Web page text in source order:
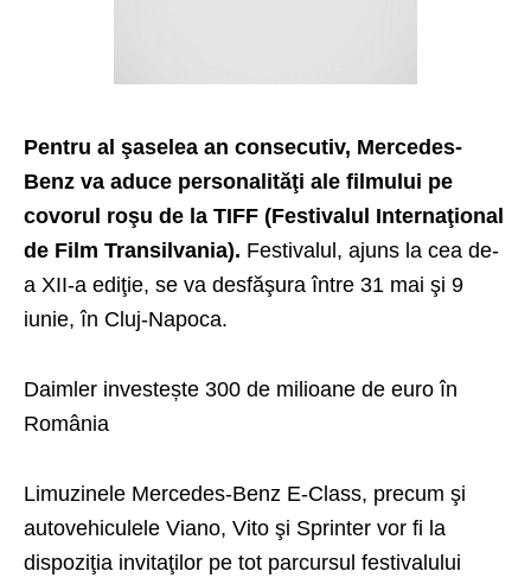
Pentru al şaselea an consecutiv, Mercedes-
Benz va aduce personalităţi ale filmului pe
covorul roşu de la TIFF (Festivalul Internaţional
de Film Transilvania). Festivalul, ajuns la cea de-
a XII-a ediţie, se va desfăşura între 31 mai şi 9
iunie, în Cluj-Napoca.
Daimler investește 300 de milioane de euro în
România
Limuzinele Mercedes-Benz E-Class, precum şi
autovehiculele Viano, Vito şi Sprinter vor fi la
dispoziţia invitaţilor pe tot parcursul festivalului